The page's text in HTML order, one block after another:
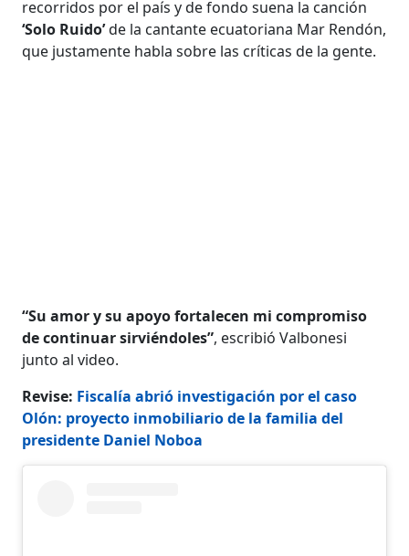
recorridos por el país y de fondo suena la canción
‘Solo Ruido’de la cantante ecuatoriana Mar Rendón,
que justamente habla sobre las críticas de la gente.
“Su amor y su apoyo fortalecen mi compromiso
de continuar sirviéndoles”, escribió Valbonesi
junto al video.
Revise: Fiscalía abrió investigación por el caso
Olón: proyecto inmobiliario de la familia del
presidente Daniel Noboa